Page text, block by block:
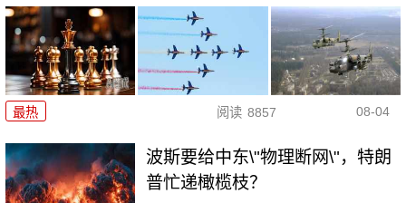
最热 阅读 8857 08-04
波斯要给中东\"物理断网\"，特朗
普忙递橄榄枝？